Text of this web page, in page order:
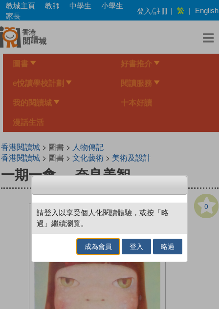
Skip
main
content
教城主頁 教師 中學生
小學生
家長
登入/註冊 | 繁 | English
圖書 好書推介
e悅讀學校計劃 閱讀服務
我的閱讀城 十本好讀
漫話生活
香港閱讀城> 圖書 > 人物傳記
香港閱讀城> 圖書 > 文化藝術> 美術及設計
一期一會──奈良美智
0
請登入以享受個人化閱讀體驗，或按「略
過」繼續瀏覽。
成為會員 登入 略過